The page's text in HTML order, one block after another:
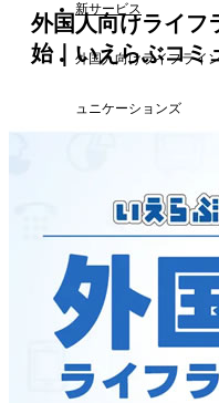
新サービス
外国人向けライフライ
ュニケーションズ
外国人向けライフ
始｜いえらぶコミ